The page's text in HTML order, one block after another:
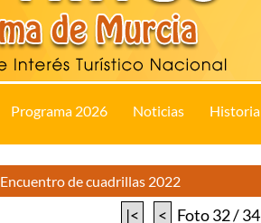
Programa 2026 Noticias Historia
Encuentro de cuadrillas 2022
|< < Foto 32 / 34